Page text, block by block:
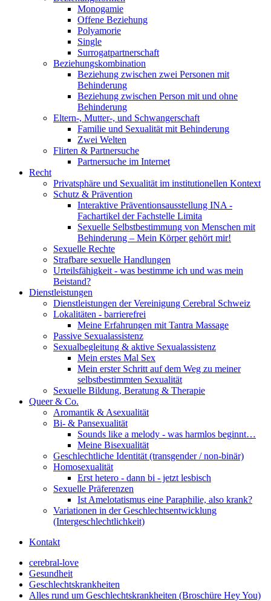
Monogamie
Offene Beziehung
Polyamorie
Single
Surrogatpartnerschaft
Beziehungskombination
Beziehung zwischen zwei Personen mit
Behinderung
Beziehung zwischen Person mit und ohne
Behinderung
Eltern-, Mutter-, und Schwangerschaft
Familie und Sexualität mit Behinderung
Zwei Welten
Flirten & Partnersuche
Partnersuche im Internet
Recht
Privatsphäre und Sexualität im institutionellen Kontext
Schutz & Prävention
Interaktive Präventionsausstellung INA -
Fachartikel der Fachstelle Limita
Sexuelle Selbstbestimmung von Menschen mit
Behinderung – Mein Körper gehört mir!
Sexuelle Rechte
Strafbare sexuelle Handlungen
Urteilsfähigkeit - was bestimme ich und was mein
Beistand?
Dienstleistungen
Dienstleistungen der Vereinigung Cerebral Schweiz
Lokalitäten - barrierefrei
Meine Erfahrungen mit Tantra Massage
Passive Sexualassistenz
Sexualbegleitung & aktive Sexualassistenz
Mein erstes Mal Sex
Mein erster Schritt auf dem Weg zu meiner
selbstbestimmten Sexualität
Sexuelle Bildung, Beratung & Therapie
Queer & Co.
Aromantik & Asexualität
Bi- & Pansexualität
Sounds like a melody - was harmlos beginnt…
Meine Bisexualität
Geschlechtliche Identität (transgender / non-binär)
Homosexualität
Erst hetero - dann bi - jetzt lesbisch
Sexuelle Präferenzen
Ist Amelotatismus eine Paraphilie, also krank?
Variationen in der Geschlechtsentwicklung
(Intergeschlechtlichkeit)
Kontakt
cerebral-love
Gesundheit
Geschlechtskrankheiten
Alles rund um Geschlechtskrankheiten (Broschüre Hey You)